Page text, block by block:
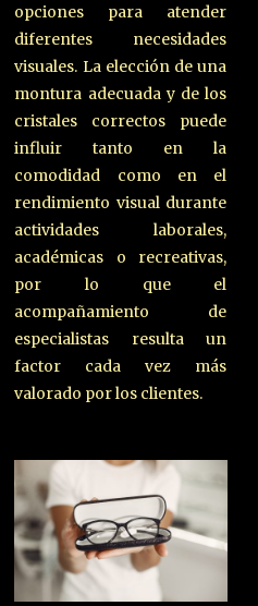
opciones para atender
diferentes necesidades
visuales. La elección de una
montura adecuada y de los
cristales correctos puede
influir tanto en la
comodidad como en el
rendimiento visual durante
actividades laborales,
académicas o recreativas,
por lo que el
acompañamiento de
especialistas resulta un
factor cada vez más
valorado por los clientes.